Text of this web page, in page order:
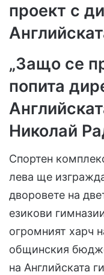
проект с
„Защо се
попита
Николай
Спортен
лева ще
дворовете на
езикови
огромният харч
общинския
на Английската